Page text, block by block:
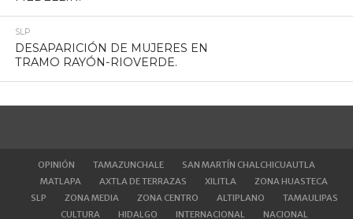
SLP
DESAPARICIÓN DE MUJERES EN
TRAMO RAYÓN-RIOVERDE.
OPINIÓN TAMAZUNCHALE
SAN MARTÍN CHALCHICUAUTLA
MATLAPA
AXTLA DE TERRAZAS XILITLA
ZONA HUASTECA
SLP
ZONA MEDIA ZONA CENTRO ALTIPLANO
TAMAULIPAS
CULTURA
HIDALGO INTERNACIONAL NACIONAL